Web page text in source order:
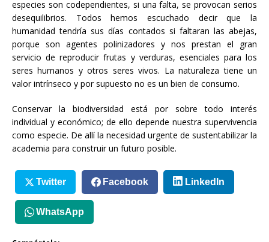
especies son codependientes, si una falta, se provocan serios
desequilibrios. Todos hemos escuchado decir que la
humanidad tendría sus días contados si faltaran las abejas,
porque son agentes polinizadores y nos prestan el gran
servicio de reproducir frutas y verduras, esenciales para los
seres humanos y otros seres vivos. La naturaleza tiene un
valor intrínseco y por supuesto no es un bien de consumo.
Conservar la biodiversidad está por sobre todo interés
individual y económico; de ello depende nuestra supervivencia
como especie. De allí la necesidad urgente de sustentabilizar la
academia para construir un futuro posible.
Twitter Facebook LinkedIn
WhatsApp